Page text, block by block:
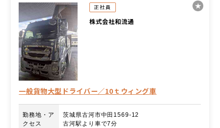
正社員
株式会社和流通
一般貨物大型ドライバー／10ｔウィング車
勤務地・ア
クセス
茨城県古河市中田1569-12
古河駅より車で7分